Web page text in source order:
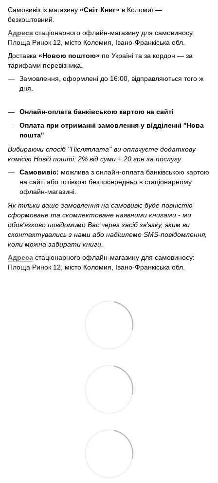
Самовивіз із магазину «Світ Книг» в Коломиї —
безкоштовний.
Адреса стаціонарного офлайн-магазину для самовиносу:
Площа Ринок 12, місто Коломия, Івано-Франкіська обл.
Доставка «Новою поштою» по Україні та за кордон — за
тарифами перевізника.
Замовлення, оформлені до 16:00, відправляються того ж
дня.
Онлайн-оплата банківською картою на сайті
Оплата при отриманні замовлення у відділенні ''Нова
пошта''
Вибираючи спосіб ''Післяплата'' ви оплачуєте додаткову
комісію Новій пошті: 2% від суми + 20 грн за послугу
Самовивіс: можлива з онлайн-оплата банківською картою
на сайті або готівкою безпосередньо в стаціонарному
офлайн-магазині.
Як тільки ваше замовлення на самовивіс буде повністю
сформоване та скомлектоване наявними книгами - ми
обов'язково повідомимо Вас через засіб зв'язку, яким ви
сконтактувались з нами або надішлемо SMS-повідомлення,
коли можна забирати книги.
Адреса стаціонарного офлайн-магазину для самовиносу:
Площа Ринок 12, місто Коломия, Івано-Франкіська обл.